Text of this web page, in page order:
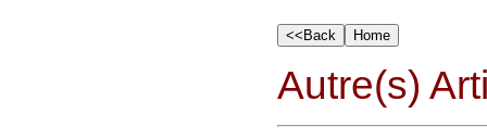
Autre(s)